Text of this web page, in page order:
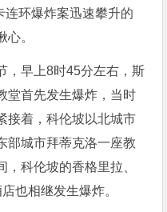
环爆炸案迅速攀升的
。
早上8时45分左右，斯
堂首先发生爆炸，当时
接着，科伦坡以北城市
部城市拜蒂克洛一座教
科伦坡的香格里拉、
也相继发生爆炸。